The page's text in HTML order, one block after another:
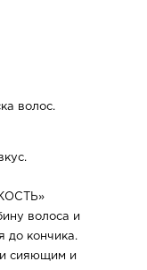
волос.
волоса и
до кончика.
и сияющим и